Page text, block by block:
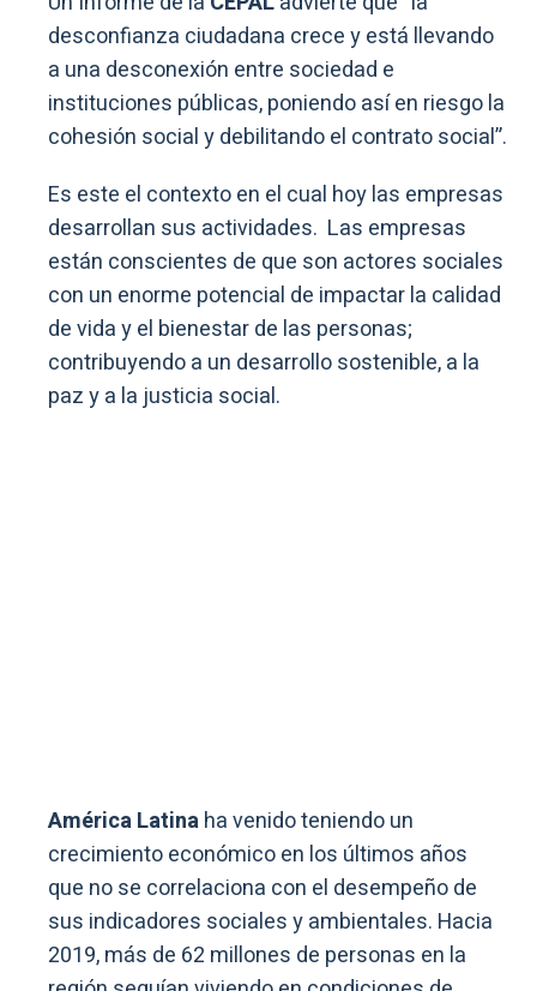
desconfianza ciudadana crece y está llevando
a una desconexión entre sociedad e
instituciones públicas, poniendo así en riesgo la
cohesión social y debilitando el contrato social”.
Es este el contexto en el cual hoy las empresas
desarrollan sus actividades. Las empresas
están conscientes de que son actores sociales
con un enorme potencial de impactar la calidad
de vida y el bienestar de las personas;
contribuyendo a un desarrollo sostenible, a la
paz y a la justicia social.
América Latinaha venido teniendo un
crecimiento económico en los últimos años
que no se correlaciona con el desempeño de
sus indicadores sociales y ambientales. Hacia
2019, más de 62 millones de personas en la